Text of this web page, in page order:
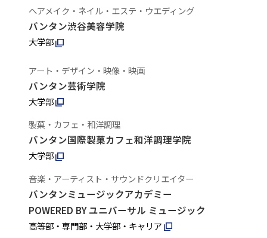
ヘアメイク・ネイル・エステ・ウエディング
バンタン渋谷美容学院
大学部
アート・デザイン・映像・映画
バンタン芸術学院
大学部
製菓・カフェ・和洋調理
バンタン国際製菓カフェ和洋調理学院
大学部
音楽・アーティスト・サウンドクリエイター
バンタンミュージックアカデミー
POWERED BY ユニバーサル ミュージック
高等部・専門部・大学部・キャリア